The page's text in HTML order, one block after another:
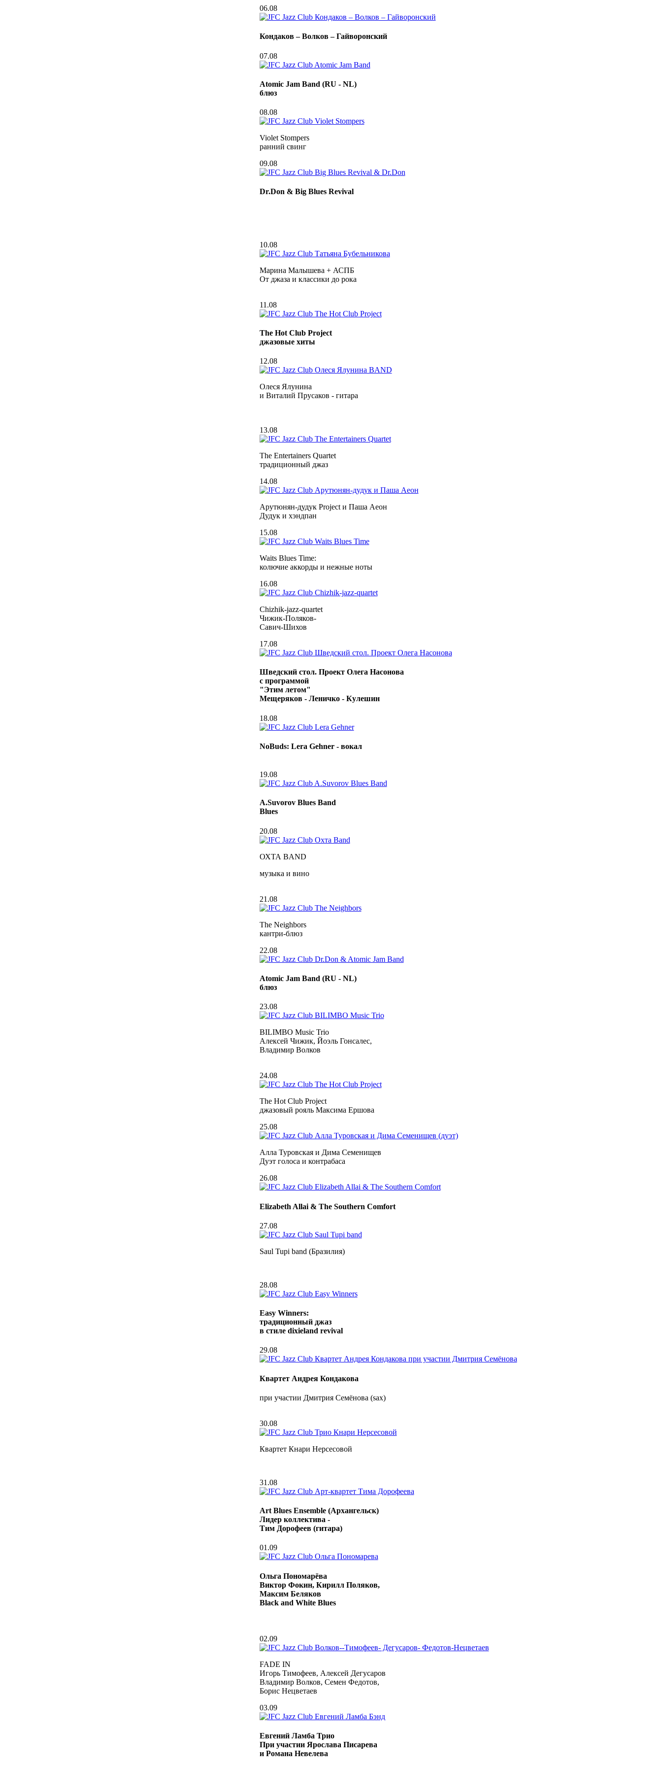
06.08
Кондаков – Волков – Гайворонский
07.08
Atomic Jam Band (RU - NL)
блюз
08.08
Violet Stompers
ранний свинг
09.08
Dr.Don & Big Blues Revival
10.08
Марина Малышева + АСПБ
От джаза и классики до рока
11.08
The Hot Club Project
джазовые хиты
12.08
Олеся Ялунина
и Виталий Прусаков - гитара
13.08
The Entertainers Quartet
традиционный джаз
14.08
Арутюнян-дудук Project и Паша Аеон
Дудук и хэндпан
15.08
Waits Blues Time:
колючие аккорды и нежные ноты
16.08
Chizhik-jazz-quartet
Чижик-Поляков-
Савич-Шихов
17.08
Шведский стол. Проект Олега Насонова
с программой
"Этим летом"
Мещеряков - Леничко - Кулешин
18.08
NoBuds: Lera Gehner - вокал
19.08
A.Suvorov Blues Band
Blues
20.08
ОХТА BAND
музыка и вино
21.08
The Neighbors
кантри-блюз
22.08
Atomic Jam Band (RU - NL)
блюз
23.08
BILIMBO Music Trio
Алексей Чижик, Йоэль Гонсалес,
Владимир Волков
24.08
The Hot Club Project
джазовый рояль Максима Ершова
25.08
Алла Туровская и Дима Семенищев
Дуэт голоса и контрабаса
26.08
Elizabeth Allai & The Southern Comfort
27.08
Saul Tupi band (Бразилия)
28.08
Easy Winners:
традиционный джаз
в стиле dixieland revival
29.08
Квартет Андрея Кондакова
при участии Дмитрия Семёнова (sax)
30.08
Квартет Кнари Нерсесовой
31.08
Art Blues Ensemble (Архангельск)
Лидер коллектива -
Тим Дорофеев (гитара)
01.09
Ольга Пономарёва
Виктор Фокин, Кирилл Поляков,
Максим Беляков
Black and White Blues
02.09
FADE IN
Игорь Тимофеев, Алексей Дегусаров
Владимир Волков, Семен Федотов,
Борис Нецветаев
03.09
Евгений Ламба Трио
При участии Ярослава Писарева
и Романа Невелева